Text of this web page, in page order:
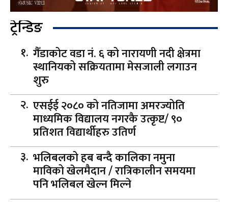
ट्रेन्डिङ
गैँडाकोट वडा नं. ६ को नारायणी नदी क्षेत्रमा
स्थानियको सक्रियतामा मेसजाली लगाउन
शुरु
एसईई २०८० को नतिजामा अमरज्योति
माध्यमिक विद्यालय नगरकै उत्कृष्ट/ ९०
प्रतिशत विद्यार्थीहरु उतिर्ण
भलिबलको हब बन्दै कालिका नमुना
माविको खेलमैदान / रात्रिकालीन समयमा
पनि भलिबल खेल्न मिल्ने